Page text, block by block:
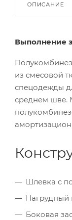
ОПИСАНИЕ
Выполнение
из смесовой
спецодежды
среднем шве.
Шлевка с
Нагрудный
Боковая